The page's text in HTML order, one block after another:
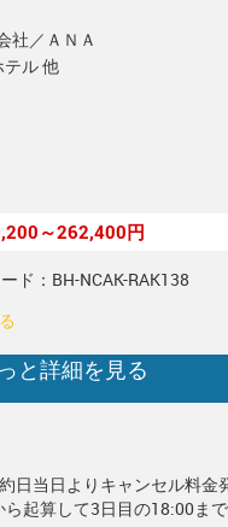
社／ＡＮＡ
ル 他
～262,400円
ド：BH-NCAK-RAK138
と詳細を見る
日当日よりキャンセル料金
起算して3日目の18:00ま